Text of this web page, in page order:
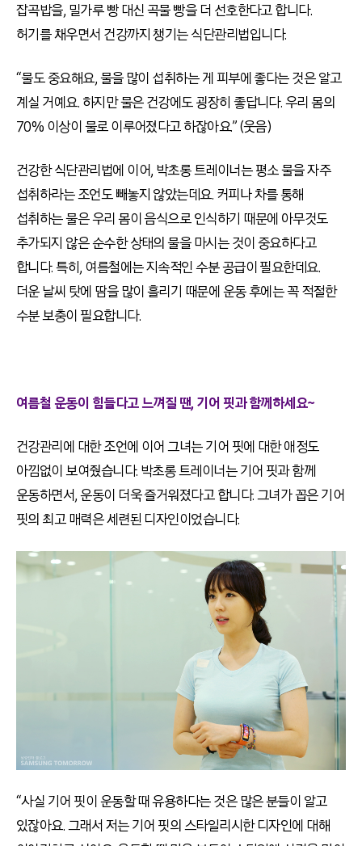
잡곡밥을, 밀가루 빵 대신 곡물 빵을 더 선호한다고 합니다.
허기를 채우면서 건강까지 챙기는 식단관리법입니다.
“물도 중요해요, 물을 많이 섭취하는 게 피부에 좋다는 것은 알고
계실 거예요. 하지만 물은 건강에도 굉장히 좋답니다. 우리 몸의
70% 이상이 물로 이루어졌다고 하잖아요.” (웃음)
건강한 식단관리법에 이어, 박초롱 트레이너는 평소 물을 자주
섭취하라는 조언도 빼놓지 않았는데요. 커피나 차를 통해
섭취하는 물은 우리 몸이 음식으로 인식하기 때문에 아무것도
추가되지 않은 순수한 상태의 물을 마시는 것이 중요하다고
합니다. 특히, 여름철에는 지속적인 수분 공급이 필요한데요.
더운 날씨 탓에 땀을 많이 흘리기 때문에 운동 후에는 꼭 적절한
수분 보충이 필요합니다.
여름철 운동이 힘들다고 느껴질 땐, 기어 핏과 함께하세요~
건강관리에 대한 조언에 이어 그녀는 기어 핏에 대한 애정도
아낌없이 보여줬습니다. 박초롱 트레이너는 기어 핏과 함께
운동하면서, 운동이 더욱 즐거워졌다고 합니다. 그녀가 꼽은 기어
핏의 최고 매력은 세련된 디자인이었습니다.
“사실 기어 핏이 운동할 때 유용하다는 것은 많은 분들이 알고
있잖아요. 그래서 저는 기어 핏의 스타일리시한 디자인에 대해